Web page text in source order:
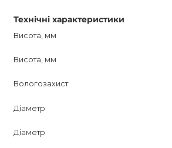
Технічні характеристики
Висота, мм
Висота, мм
Вологозахист
Діаметр
Діаметр